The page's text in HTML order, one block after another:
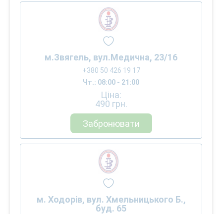
м.Звягель, вул.Медична, 23/16
+380 50 426 19 17
Чт.: 08:00 - 21:00
Ціна:
490 грн.
Забронювати
м. Ходорів, вул. Хмельницького Б.,
буд. 65